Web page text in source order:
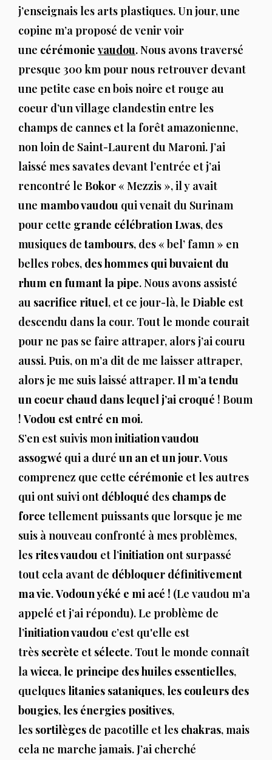
j’enseignais les arts plastiques. Un jour, une
copine m’a proposé de venir voir
une cérémonie vaudou. Nous avons traversé
presque 300 km pour nous retrouver devant
une petite case en bois noire et rouge au
coeur d’un village clandestin entre les
champs de cannes et la forêt amazonienne,
non loin de Saint-Laurent du Maroni. J’ai
laissé mes savates devant l’entrée et j’ai
rencontré le Bokor« Mezzis », il y avait
une mambo vaudou qui venait du Surinam
pour cette grande célébration Lwas, des
musiques detambours, des « bel’ famn » en
belles robes, des hommes qui buvaient du
rhum en fumant la pipe. Nous avons assisté
au sacrifice rituel, et ce jour-là, le Diable est
descendu dans la cour. Tout le monde courait
pour ne pas se faire attraper, alors j’ai couru
aussi. Puis, on m’a dit de me laisser attraper,
alors je me suis laissé attraper.Il m’a tendu
un coeur chaud dans lequel j’ai croqué ! Boum
!Vodou est entré en moi.
S’en est suivis mon initiation vaudou
assogwé qui a duré un an et un jour. Vous
comprenez que cette cérémonie et les autres
qui ont suivi ont débloqué des champs de
force tellement puissants que lorsque je me
suis à nouveau confronté à mes problèmes,
les rites vaudou et l’initiation ont surpassé
tout cela avant de débloquer définitivement
ma vie.Vodoun yéké e mi acé ! (Le vaudou m’a
appelé et j’ai répondu). Le problème de
l’initiation vaudou c’est qu'elle est
très secrète et sélecte. Tout le monde connaît
la wicca, le principe des huiles essentielles,
quelques litanies sataniques, les couleurs des
bougies, les énergies positives,
les sortilèges de pacotille et les chakras, mais
cela ne marche jamais. J’ai cherché